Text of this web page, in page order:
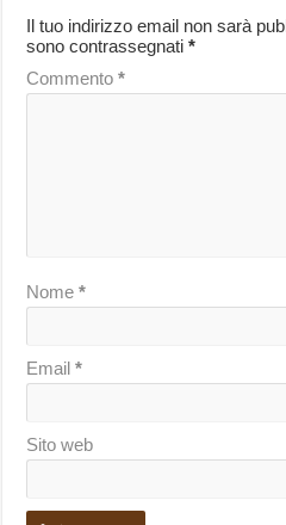
Il tuo indirizzo email non sarà
sono contrassegnati*
Commento*
Nome*
Email*
Sito web